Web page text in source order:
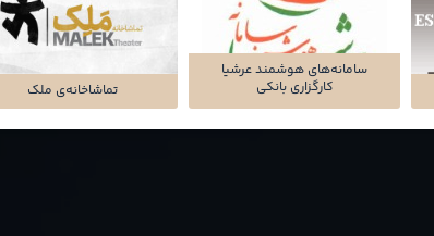
تماشاخانه‌ی ملک
سامانه‌های هوشمند عرشیا
کارگزاری بانکی